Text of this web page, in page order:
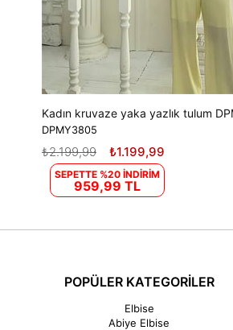
DPMY3805
₺1.199,99
₺2.199,99
SEPETTE %20 İNDİRİM
959,99 TL
POPÜLER KATEGORİLER
Elbise
Abiye Elbise